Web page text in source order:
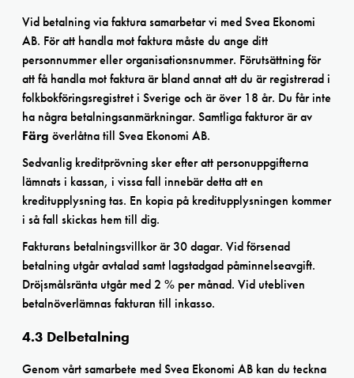
Vid betalning via faktura samarbetar vi med Svea Ekonomi
AB. För att handla mot faktura måste du ange ditt
personnummer eller organisationsnummer. Förutsättning för
att få handla mot faktura är bland annat att du är registrerad i
folkbokföringsregistret i Sverige och är över 18 år. Du får inte
ha några betalningsanmärkningar. Samtliga fakturor är av
Färg överlåtna till Svea Ekonomi AB.
Sedvanlig kreditprövning sker efter att personuppgifterna
lämnats i kassan, i vissa fall innebär detta att en
kreditupplysning tas. En kopia på kreditupplysningen kommer
i så fall skickas hem till dig.
Fakturans betalningsvillkor är 30 dagar. Vid försenad
betalning utgår avtalad samt lagstadgad påminnelseavgift.
Dröjsmålsränta utgår med 2 % per månad. Vid utebliven
betalnöverlämnas fakturan till inkasso.
4.3 Delbetalning
Genom vårt samarbete med Svea Ekonomi AB kan du teckna